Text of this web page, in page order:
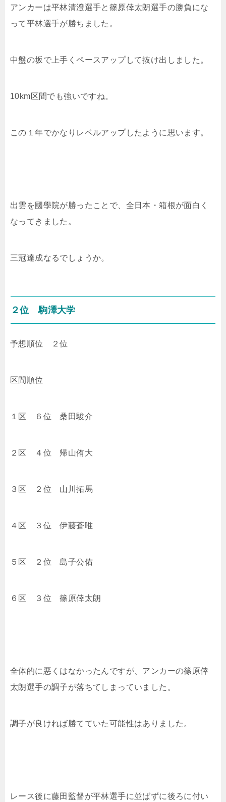
アンカーは平林清澄選手と篠原倖太朗選手の勝負にな
って平林選手が勝ちました。
中盤の坂で上手くペースアップして抜け出しました。
10km区間でも強いですね。
この１年でかなりレベルアップしたように思います。
出雲を國學院が勝ったことで、全日本・箱根が面白く
なってきました。
三冠達成なるでしょうか。
２位 駒澤大学
予想順位 ２位
区間順位
１区 ６位桑田駿介
２区 ４位 帰山侑大
３区 ２位 山川拓馬
４区 ３位伊藤蒼唯
５区 ２位島子公佑
６区 ３位篠原倖太朗
全体的に悪くはなかったんですが、アンカーの篠原倖
太朗選手の調子が落ちてしまっていました。
調子が良ければ勝てていた可能性はありました。
レース後に藤田監督が平林選手に並ばずに後ろに付い